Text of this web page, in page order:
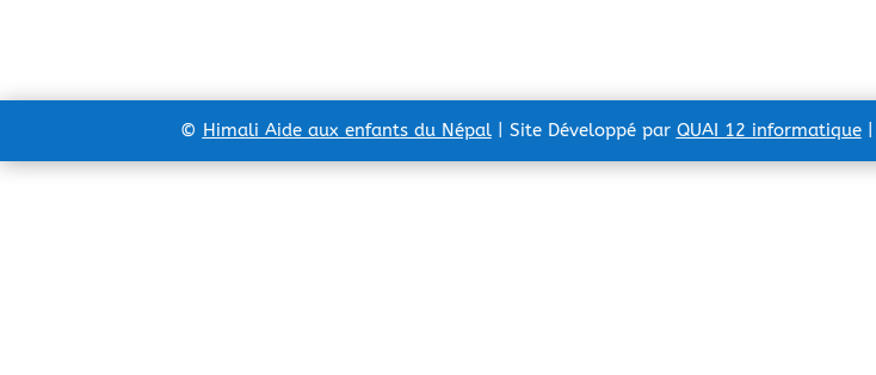
© Himali Aide aux enfants du Népal | Site Développé par QUAI 12 informatique